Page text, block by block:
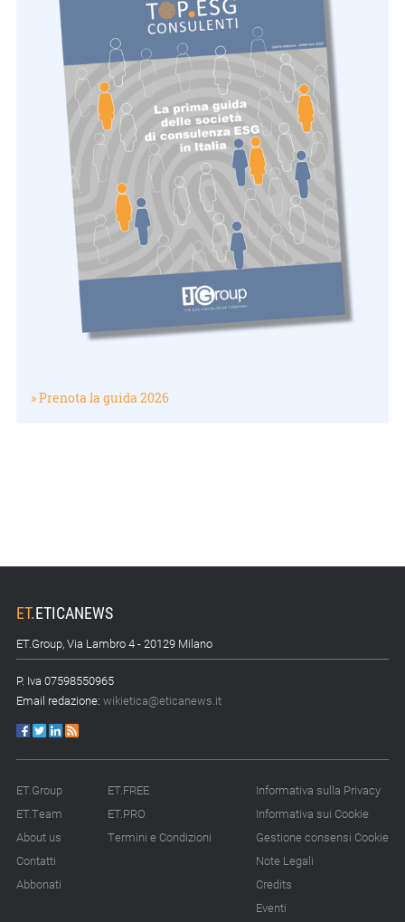
» Prenota la guida 2026
ET.ETICANEWS
ET.Group, Via Lambro 4 - 20129 Milano
P. Iva 07598550965
Email redazione: wikietica@eticanews.it
ET.Group
ET.Team
About us
Contatti
Abbonati
ET.FREE
ET.PRO
Termini e Condizioni
Informativa sulla Privacy
Informativa sui Cookie
Gestione consensi Cookie
Note Legali
Credits
Eventi